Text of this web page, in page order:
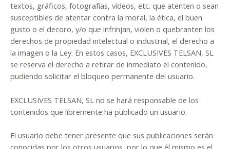
textos, gráficos, fotografías, vídeos, etc. que atenten o sean
susceptibles de atentar contra la moral, la ética, el buen
gusto o el decoro, y/o que infrinjan, violen o quebranten los
derechos de propiedad intelectual o industrial, el derecho a
la imagen o la Ley. En estos casos, EXCLUSIVES TELSAN, SL
se reserva el derecho a retirar de inmediato el contenido,
pudiendo solicitar el bloqueo permanente del usuario.
EXCLUSIVES TELSAN, SL no se hará responsable de los
contenidos que libremente ha publicado un usuario.
El usuario debe tener presente que sus publicaciones serán
conocidas por los otros usuarios, por lo que él mismo es el